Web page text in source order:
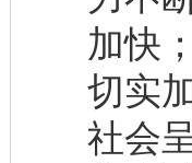
加快
切实
社会